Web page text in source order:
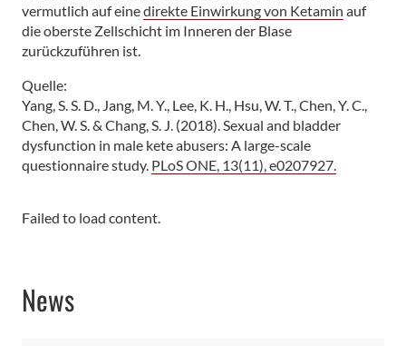
vermutlich auf einedirekte Einwirkung von Ketamin auf
die oberste Zellschicht im Inneren der Blase
zurückzuführen ist.
Quelle:
Yang, S. S. D., Jang, M. Y., Lee, K. H., Hsu, W. T., Chen, Y. C.,
Chen, W. S. & Chang, S. J. (2018). Sexual and bladder
dysfunction in male kete abusers: A large-scale
questionnaire study. PLoS ONE, 13(11), e0207927.
Failed to load content.
News